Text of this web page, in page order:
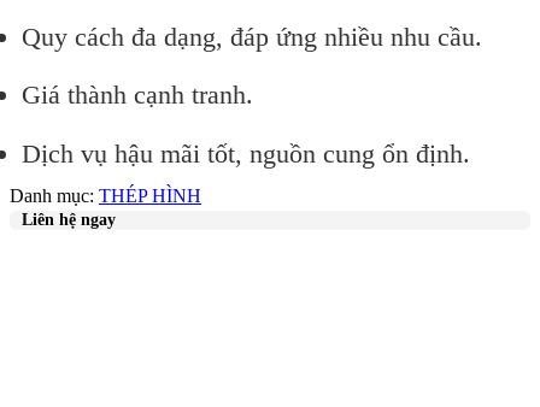
Quy cách đa dạng, đáp ứng nhiều nhu cầu.
Giá thành cạnh tranh.
Dịch vụ hậu mãi tốt, nguồn cung ổn định.
Danh mục: THÉP HÌNH
Liên hệ ngay